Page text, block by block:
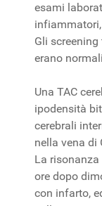
esami
infiammatori,
Gli
erano
Una TAC
ipodensità
cerebrali
nella vena di
La
ore dopo
con infarto,